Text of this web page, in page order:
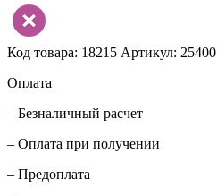
Код товара: 18215 Артикул: 25400
Оплата
– Безналичный расчет
– Оплата при получении
– Предоплата